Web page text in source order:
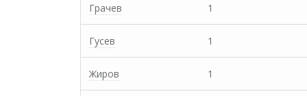
Грачев 1
Гусев 1
Жиров 1